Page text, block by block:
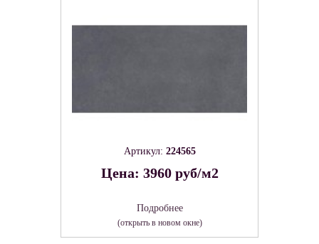
Артикул: 224565
Цена: 3960 руб/м2
Подробнее
(открыть в новом окне)